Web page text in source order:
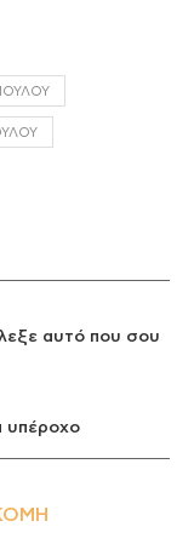
αυτό που σου
υπέροχο